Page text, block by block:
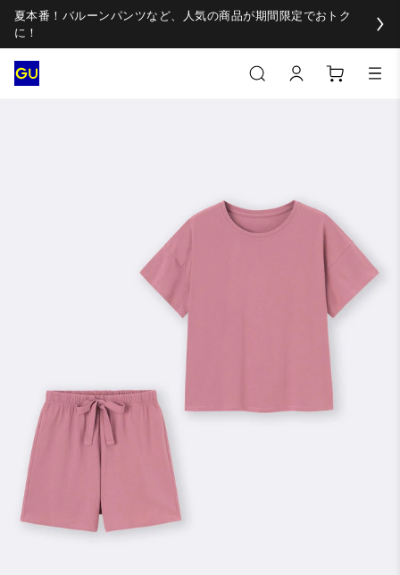
夏本番！バルーンパンツなど、人気の商品が期間限定でおトク
に！